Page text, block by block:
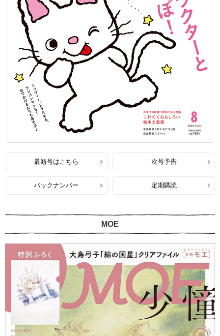
最新号はこちら 次号予告
バックナンバー 定期購読
MOE